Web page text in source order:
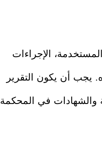
الإجراءات
يجب أن يكون التقرير
والشهادات في المحكمة